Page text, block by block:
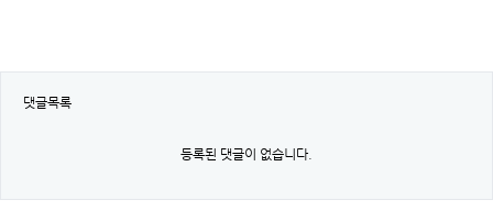
댓글목록
등록된 댓글이 없습니다.